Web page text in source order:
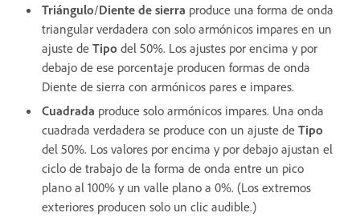
Triángulo/Diente de sierra produce una forma de onda
triangular verdadera con solo armónicos impares en un
ajuste de Tipo del 50%. Los ajustes por encima y por
debajo de ese porcentaje producen formas de onda
Diente de sierra con armónicos pares e impares.
Cuadrada produce solo armónicos impares. Una onda
cuadrada verdadera se produce con un ajuste de Tipo
del 50%. Los valores por encima y por debajo ajustan el
ciclo de trabajo de la forma de onda entre un pico
plano al 100% y un valle plano a 0%. (Los extremos
exteriores producen solo un clic audible.)